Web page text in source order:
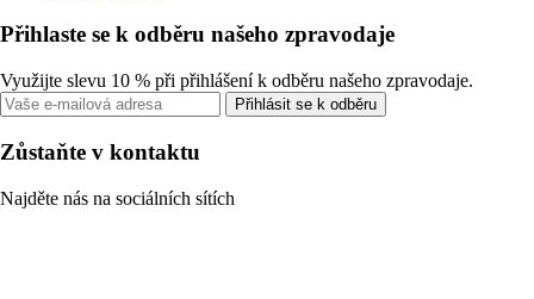
Přihlaste se k odběru našeho zpravodaje
Využijte slevu 10 % při přihlášení k odběru našeho zpravodaje.
Přihlásit se k odběru
Zůstaňte v kontaktu
Najděte nás na sociálních sítích